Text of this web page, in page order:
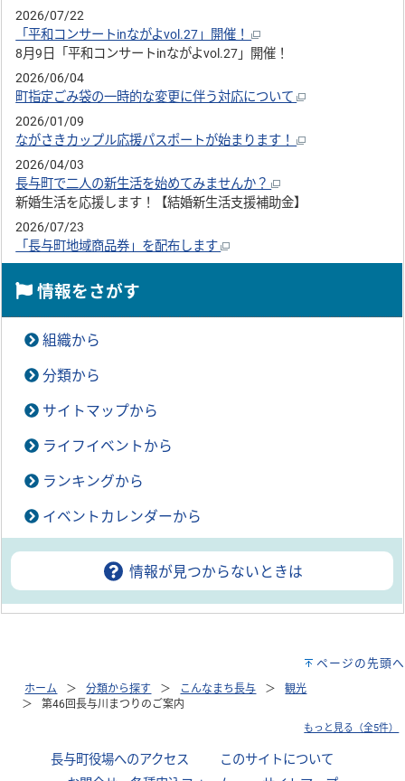
2026/07/22
「平和コンサートinながよvol.27」開催！
8月9日「平和コンサートinながよvol.27」開催！
2026/06/04
町指定ごみ袋の一時的な変更に伴う対応について
2026/01/09
ながさきカップル応援パスポートが始まります！
2026/04/03
長与町で二人の新生活を始めてみませんか？
新婚生活を応援します！【結婚新生活支援補助金】
2026/07/23
「長与町地域商品券」を配布します
情報をさがす
組織から
分類から
サイトマップから
ライフイベントから
ランキングから
イベントカレンダーから
情報が見つからないときは
ページの先頭へ
ホーム 分類から探す こんなまち長与
観光
第46回長与川まつりのご案内
もっと見る（全5件）
長与町役場へのアクセス このサイトについて